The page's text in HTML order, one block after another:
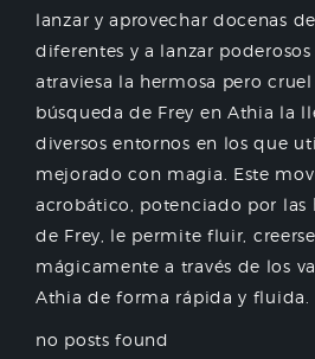
lanzar y aprovechar docenas
diferentes y a lanzar
atraviesa la hermosa pero
búsqueda de Frey en Athia la
diversos entornos en los que
mejorado con magia. Este
acrobático, potenciado por las
de Frey, le permite fluir,
mágicamente a través de los
Athia de forma rápida y fluida.
no posts found